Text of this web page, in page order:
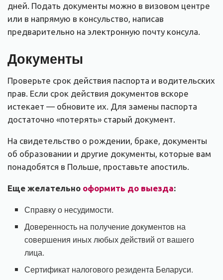
дней. Подать документы можно в визовом центре
или в напрямую в консульство, написав
предварительно на электронную почту консула.
Документы
Проверьте срок действия паспорта и водительских
прав. Если срок действия документов вскоре
истекает — обновите их. Для замены паспорта
достаточно «потерять» старый документ.
На свидетельство о рождении, браке, документы
об образовании и другие документы, которые вам
понадобятся в Польше, проставьте апостиль.
Еще желательно оформить до выезда:
Справку о несудимости.
Доверенность на получение документов на
совершения иных любых действий от вашего
лица.
Сертификат налогового резидента Беларуси.